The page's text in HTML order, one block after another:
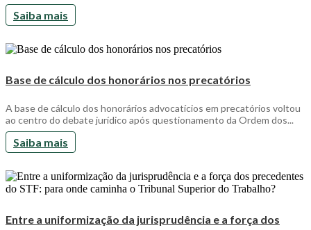
Saiba mais
Base de cálculo dos honorários nos precatórios
A base de cálculo dos honorários advocatícios em precatórios voltou
ao centro do debate jurídico após questionamento da Ordem dos...
Saiba mais
Entre a uniformização da jurisprudência e a força dos